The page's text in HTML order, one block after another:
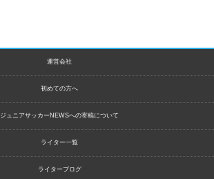
運営会社
初めての方へ
ジュニアサッカーNEWSへの寄稿について
ライター一覧
ライターブログ